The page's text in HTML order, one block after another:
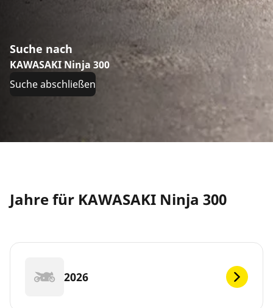
Suche nach
KAWASAKI Ninja 300
Suche abschließen
Jahre für KAWASAKI Ninja 300
2026